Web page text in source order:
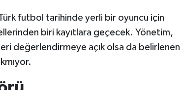
futbol tarihinde yerli bir oyuncu için
biri kayıtlara geçecek. Yönetim,
değerlendirmeye açık olsa da belirlenen